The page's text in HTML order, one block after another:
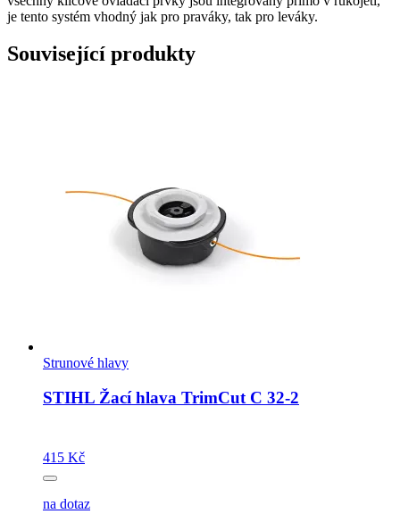
je tento systém vhodný jak pro praváky, tak pro leváky.
Související produkty
Strunové hlavy
STIHL Žací hlava TrimCut C 32-2
415 Kč
na dotaz